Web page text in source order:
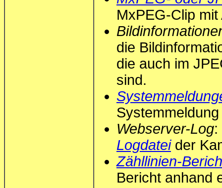
MxPEG-Clip
die
die auch im
sind.
Webserver-Log:
Logdateider
Zähllinien-
Bericht anhand